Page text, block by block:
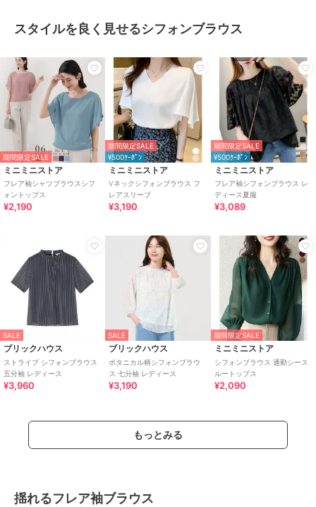
スタイルを良く見せるシフォンブラウス
期間限定SALE
ミニミニストア
フレア袖シャツブラウスシフ
ォントップス
¥2,190
期間限定SALE
¥500ｸｰﾎﾟﾝ
ミニミニストア
Vネックシフォンブラウス フ
レアスリーブ
¥3,190
期間限定SALE
¥500ｸｰﾎﾟﾝ
ミニミニストア
フレア袖シフォンブラウス レ
ディース夏服
¥3,089
SALE
ブリックハウス
ストライプ シフォンブラウス
五分袖 レディース
¥3,960
SALE
ブリックハウス
ボタニカル柄シフォンブラウ
ス 七分袖 レディース
¥3,190
期間限定SALE
ミニミニストア
シフォンブラウス 通勤シース
ルートップス
¥2,090
もっとみる
揺れるフレア袖ブラウス